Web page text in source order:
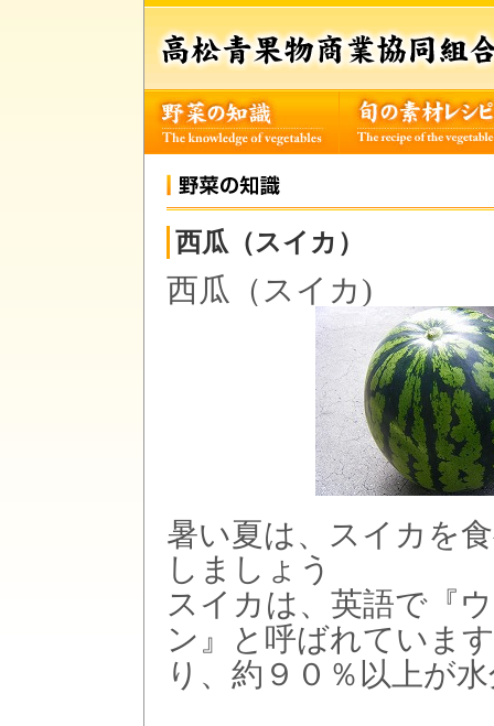
西瓜（スイカ）
西瓜（スイカ)
暑い夏は、スイカを
しましょう
スイカは、英語で『
ン』と呼ばれていま
り、約９０％以上が